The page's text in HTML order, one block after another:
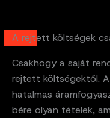
A rejtett költségek
Csakhogy a saját
rejtett költségektől.
hatalmas
bére olyan tételek,